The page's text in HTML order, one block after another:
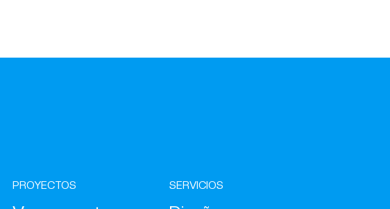
PROYECTOS SERVICIOS